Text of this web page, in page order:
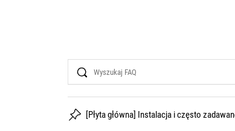
Search
[Płyta główna] Instalacja i często